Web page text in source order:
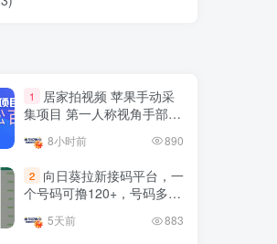
联系虎哥微信 虎哥一对一
程视频教学
Google AdSense 新手接入
教程：虎哥手把手教你用网
站赚取美元收入
1
居家拍视频 苹果手动采
集项目 第一人称视角手部操
元起8小时前 890
2
向日葵拉新接码平台，一
个号码可撸120+，号码多的
5天前 883